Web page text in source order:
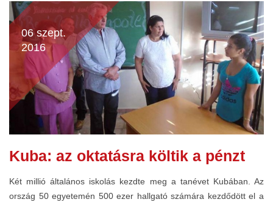
06 szept.
2016
Kuba: az oktatásra költik a pénzt
Két millió általános iskolás kezdte meg a tanévet Kubában. Az
ország 50 egyetemén 500 ezer hallgató számára kezdődött el a